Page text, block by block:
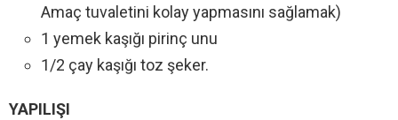
Amaç tuvaletini kolay yapmasını sağlamak)
1 yemek kaşığı pirinç unu
1/2 çay kaşığı toz şeker.
YAPILIŞI